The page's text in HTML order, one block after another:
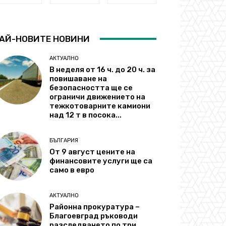
НОВИТЕ НОВИНИ
АКТУАЛНО
В неделя от 16 ч. до 20 ч. за
повишаване на
безопасността ще се
ограничи движението на
тежкотоварните камиони
над 12 т в посока...
БЪЛГАРИЯ
От 9 август цените на
финансовите услуги ще са
само в евро
АКТУАЛНО
Районна прокуратура –
Благоевград ръководи